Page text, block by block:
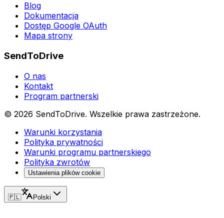
Blog
Dokumentacja
Dostęp Google OAuth
Mapa strony
SendToDrive
O nas
Kontakt
Program partnerski
© 2026 SendToDrive. Wszelkie prawa zastrzeżone.
Warunki korzystania
Polityka prywatności
Warunki programu partnerskiego
Polityka zwrotów
Ustawienia plików cookie
🇵🇱 Polski